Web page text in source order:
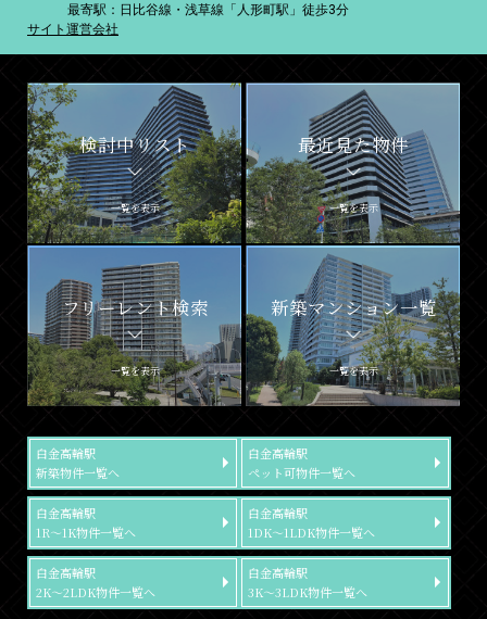
最寄駅：日比谷線・浅草線「人形町駅」徒歩3分
サイト運営会社
検討中リスト
一覧を表示
最近見た物件
一覧を表示
フリーレント検索
一覧を表示
新築マンション一覧
一覧を表示
白金高輪駅
新築物件一覧へ
白金高輪駅
ペット可物件一覧へ
白金高輪駅
1R～1K物件一覧へ
白金高輪駅
1DK～1LDK物件一覧へ
白金高輪駅
2K～2LDK物件一覧へ
白金高輪駅
3K～3LDK物件一覧へ